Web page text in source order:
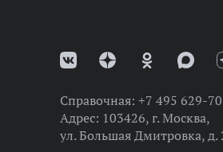
Справочная: +7 495 629-
Адрес: 103426, г. Москва,
ул. Большая Дмитровка, д.